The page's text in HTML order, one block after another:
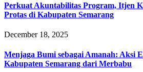
Perkuat Akuntabilitas Program, Itjen
Protas di Kabupaten Semarang
December 18, 2025
Menjaga Bumi sebagai Amanah: Aksi
Kabupaten Semarang dari Merbabu